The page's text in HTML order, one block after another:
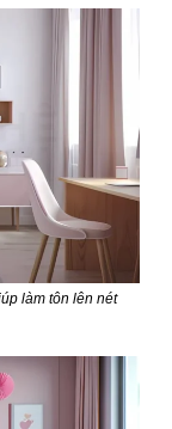
làm tôn lên nét